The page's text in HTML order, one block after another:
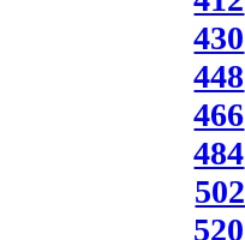
430
448
466
484
502
520